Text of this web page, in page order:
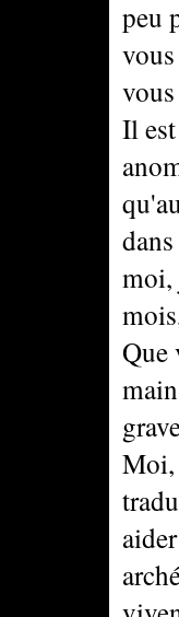
peu
Il
moi,
Que
Moi,